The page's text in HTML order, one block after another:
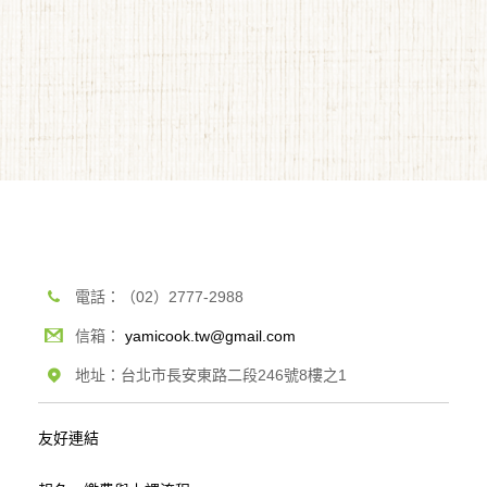
電話：（02）2777-2988
信箱： yamicook.tw@gmail.com
地址：台北市長安東路二段246號8樓之1
友好連結